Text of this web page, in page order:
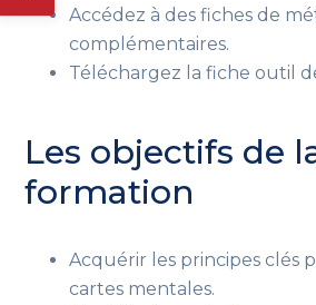
Accédez à des fiches de
complémentaires.
Téléchargez la fiche outil
Les objectifs de
formation
Acquérir les principes clés
cartes mentales.